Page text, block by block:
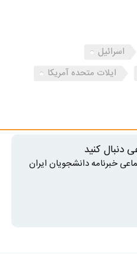
اسرائیل
ایلات متحده آمریکا
دنبال کنید
خبرنامه دانشجویان ایران